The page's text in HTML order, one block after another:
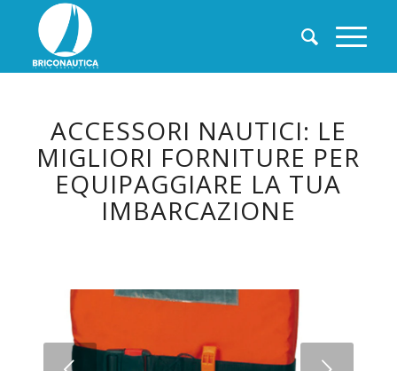
ACCESSORI NAUTICI: LE
MIGLIORI FORNITURE PER
EQUIPAGGIARE LA TUA
IMBARCAZIONE